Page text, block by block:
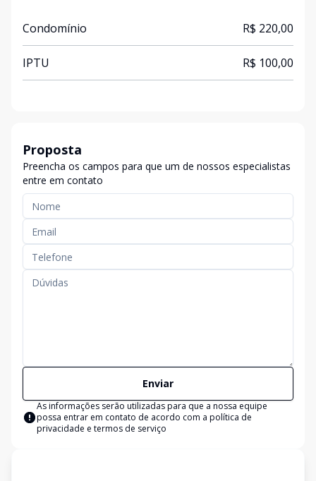
Condomínio R$ 220,00
IPTU R$ 100,00
Proposta
Preencha os campos para que um de nossos especialistas
entre em contato
Enviar
As informações serão utilizadas para que a nossa equipe
possa entrar em contato de acordo com a política de
privacidade e termos de serviço